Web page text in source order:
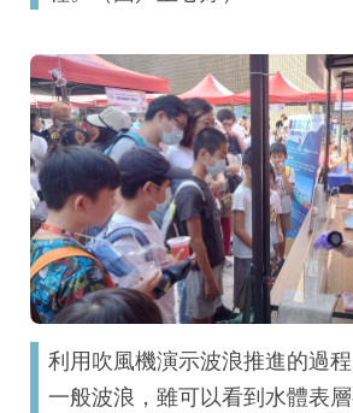
利用吹風機演示波浪推進的過
一般波浪，雖可以看到水體表